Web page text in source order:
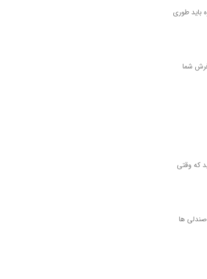
باید طوری
فرش شما
که وقتی
ها